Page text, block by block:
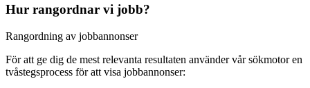
Hur rangordnar vi jobb?
Rangordning av jobbannonser
För att ge dig de mest relevanta resultaten använder vår sökmotor en
tvåstegsprocess för att visa jobbannonser: